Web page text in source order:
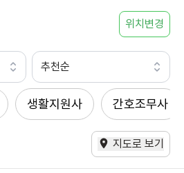
위치변경
추천순
생활지원사 간호조무사
지도로 보기